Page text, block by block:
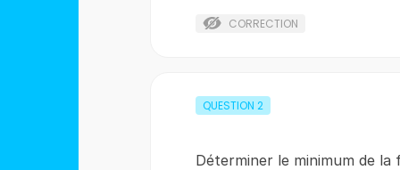
CORRECTION
QUESTION 2
Déterminer le minimum de la